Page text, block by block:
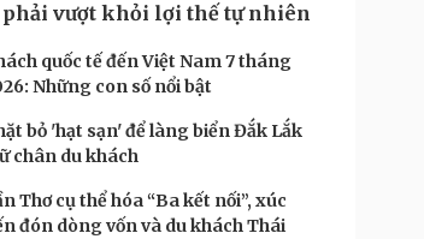
phải vượt khỏi lợi thế tự nhiên
quốc tế đến Việt Nam 7 tháng
Những con số nổi bật
bỏ 'hạt sạn' để làng biển Đắk Lắk
chân du khách
Thơ cụ thể hóa “Ba kết nối”, xúc
đón dòng vốn và du khách Thái